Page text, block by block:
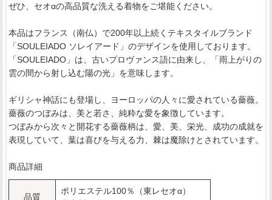
ぜひ、セオαの高品質な洗える着物をご堪能ください。
本品はフランス（南仏）で200年以上続くテキスタイルブランド
「SOULEIADO ソレイアード」のデザインを使用しております。
「SOULEIADO」は、古いプロヴァンス語に由来し、「雨上がりの
雲の間から射し込む陽の光」を意味します。
ギリシャ神話にも登場し、ヨーロッパの人々に愛されている薔薇。
薔薇のつぼみは、美と若さ、純粋な愛を象徴しています。
つぼみから次々と開花する薔薇柄は、愛、美、栄光、成功の成就を
表現していて、葉は喜びを与える力、棘は魔除けとされています。
商品詳細
品質
ポリエステル100％（東レセオα）